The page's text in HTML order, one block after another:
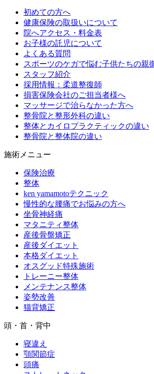
初めての方へ
健康保険の取扱いについて
院へアクセス・料金表
お子様の託児について
よくある質問
スポーツのケガで悩む子供たちの親
スタッフ紹介
採用情報：柔道整復師
損害保険会社のご担当者様へ
マッサージで治らなかった方へ
整骨院と整形外科の違い
整体とカイロプラクティックの違い
整骨院と整体院の違い
施術メニュー
保険治療
整体
ken yamamotoテクニック
慢性的な腰痛でお悩みの方へ
坐骨神経痛
マタニティ整体
産後骨盤矯正
産後ダイエット
本格ダイエット
オスグッド特殊施術
トレーニー整体
メンテナンス整体
姿勢改善
猫背矯正
頭・首・背中
寝違え
顎関節症
頭痛